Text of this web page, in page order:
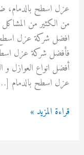
بالدمام، ضرورة
من المشاكل و
عزل اسطح للقيام
شركة عزل اسطح تبحث
العوازل و العمال ذو
بالدمام […]
»